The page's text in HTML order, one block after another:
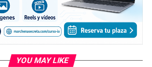
YOU MAY LIKE